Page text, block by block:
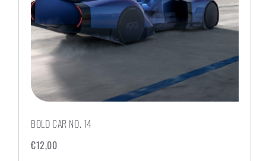
BOLD CAR NO. 14
€12,00